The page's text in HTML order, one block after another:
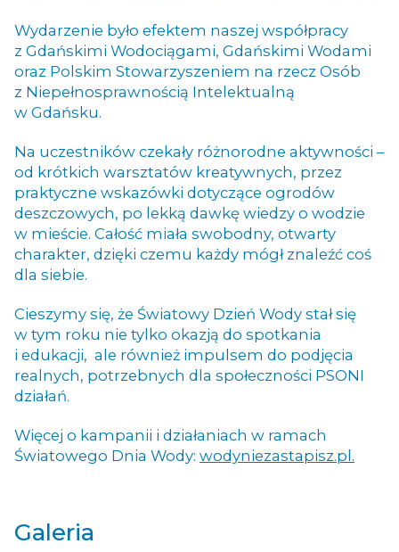
Wydarzenie było efektem naszej współpracy
z Gdańskimi Wodociągami, Gdańskimi Wodami
oraz Polskim Stowarzyszeniem na rzecz Osób
z Niepełnosprawnością Intelektualną
w Gdańsku.
Na uczestników czekały różnorodne aktywności –
od krótkich warsztatów kreatywnych, przez
praktyczne wskazówki dotyczące ogrodów
deszczowych, po lekką dawkę wiedzy o wodzie
w mieście. Całość miała swobodny, otwarty
charakter, dzięki czemu każdy mógł znaleźć coś
dla siebie.
Cieszymy się, że Światowy Dzień Wody stał się
w tym roku nie tylko okazją do spotkania
i edukacji, ale również impulsem do podjęcia
realnych, potrzebnych dla społeczności PSONI
działań.
Więcej o kampanii i działaniach w ramach
Światowego Dnia Wody: wodyniezastapisz.pl.
Galeria